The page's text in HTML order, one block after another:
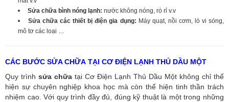
Sửa chữa bình nóng lạnh: nước không nóng, rò rỉ v.v
Sửa chữa các thiết bị điện gia dụng: Máy quạt, nồi cơm, lò vi sóng,
mô tơ các loại …
CÁC BƯỚC SỬA CHỮA TẠI CƠ ĐIỆN LẠNH THỦ DẦU MỘT
Quy trình sửa chữa tại Cơ Điện Lạnh Thủ Dầu Một không chỉ thể
hiện sự chuyên nghiệp khoa học mà còn thể hiện tinh thần trách
nhiệm cao. Với quy trình đầy đủ, đúng kỹ thuật là một trong những